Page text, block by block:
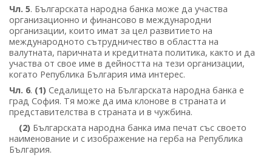
Чл. 5. Българската народна банка може да участва
организационно и финансово в международни
организации, които имат за цел развитието на
международното сътрудничество в областта на
валутната, паричната и кредитната политика, както и да
участва от свое име в дейността на тези организации,
когато Република България има интерес.
Чл. 6. (1) Седалището на Българската народна банка е
град София. Тя може да има клонове в страната и
представителства в страната и в чужбина.
(2) Българската народна банка има печат със своето
наименование и с изображение на герба на Република
България.